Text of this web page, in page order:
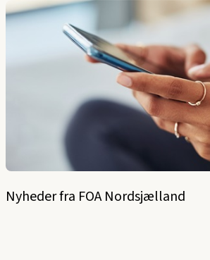
Nyheder fra FOA Nordsjælland